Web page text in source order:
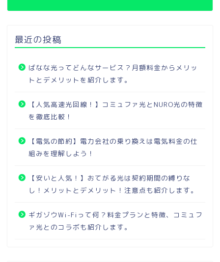
最近の投稿
ばなな光ってどんなサービス？月額料金からメリッ
トとデメリットを紹介します。
【人気高速光回線！】コミュファ光とNURO光の特徴
を徹底比較！
【電気の節約】電力会社の乗り換えは電気料金の仕
組みを理解しよう！
【安いと人気！】おてがる光は契約期間の縛りな
し！メリットとデメリット！注意点も紹介します。
ギガゾウWi-Fiって何？料金プランと特徴、コミュフ
ァ光とのコラボも紹介します。